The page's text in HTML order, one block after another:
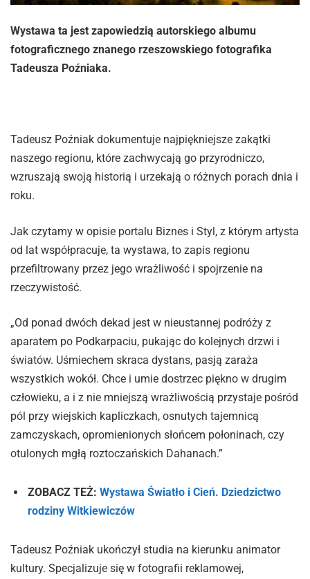
Wystawa ta jest zapowiedzią autorskiego albumu
fotograficznego znanego rzeszowskiego fotografika
Tadeusza Poźniaka.
Tadeusz Poźniak dokumentuje najpiękniejsze zakątki
naszego regionu, które zachwycają go przyrodniczo,
wzruszają swoją historią i urzekają o różnych porach dnia i
roku.
Jak czytamy w opisie portalu Biznes i Styl, z którym artysta
od lat współpracuje, ta wystawa, to zapis regionu
przefiltrowany przez jego wrażliwość i spojrzenie na
rzeczywistość.
„Od ponad dwóch dekad jest w nieustannej podróży z
aparatem po Podkarpaciu, pukając do kolejnych drzwi i
światów. Uśmiechem skraca dystans, pasją zaraża
wszystkich wokół. Chce i umie dostrzec piękno w drugim
człowieku, a i z nie mniejszą wrażliwością przystaje pośród
pól przy wiejskich kapliczkach, osnutych tajemnicą
zamczyskach, opromienionych słońcem połoninach, czy
otulonych mgłą roztoczańskich Dahanach.”
ZOBACZ TEŻ: Wystawa Światło i Cień. Dziedzictwo
rodziny Witkiewiczów
Tadeusz Poźniak ukończył studia na kierunku animator
kultury. Specjalizuje się w fotografii reklamowej,